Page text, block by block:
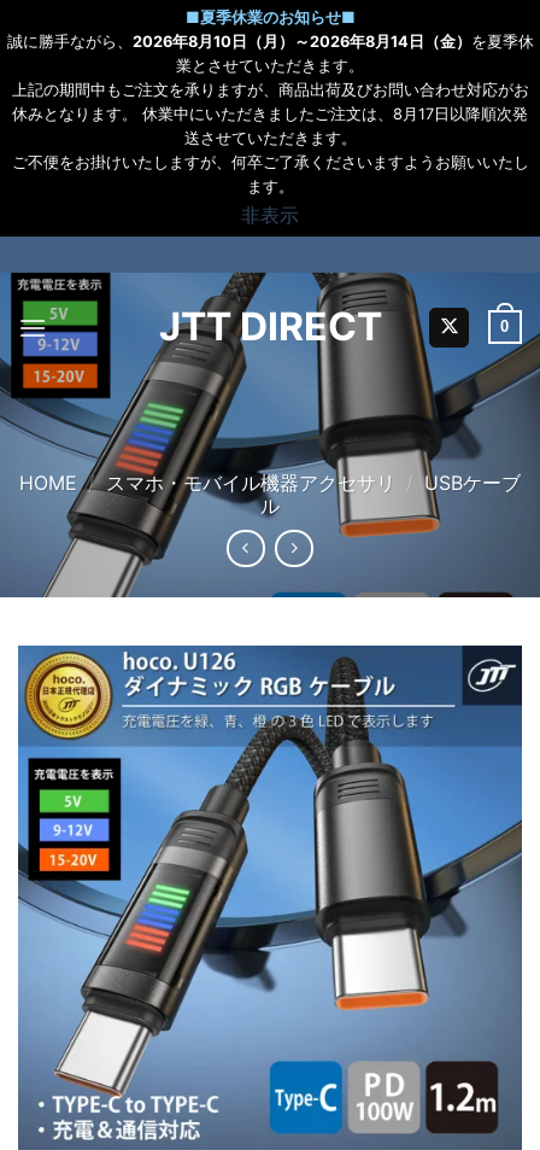
■夏季休業のお知らせ■
誠に勝手ながら、 2026年8月10日（月）～2026年8月14日（金） を夏季休
業とさせていただきます。
上記の期間中もご注文を承りますが、商品出荷及びお問い合わせ対応がお
休みとなります。 休業中にいただきましたご注文は、8月17日以降順次発
送させていただきます。
ご不便をお掛けいたしますが、何卒ご了承くださいますようお願いいたし
ます。
非表示
to
content
JTT DIRECT 0
HOME / スマホ・モバイル機器アクセサリ / USBケーブ
ル